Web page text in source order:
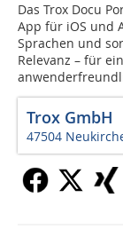
Das Trox Docu
App für iOS und
Sprachen und
Relevanz – für
Trox GmbH
47504